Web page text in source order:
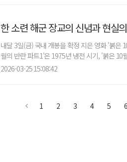
한 소련 해군 장교의 신념과 현실
내달 3일(금) 국내 개봉을 확정 지은 영화 '붉은
월의 반란 파트1'은 1975년 냉전 시기, '붉은 10
2026-03-25 15:08:42
1 2 3 4 5 6